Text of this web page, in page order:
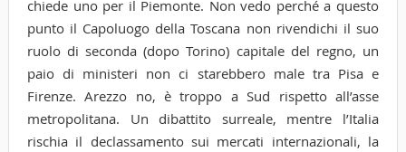
chiede uno per il Piemonte. Non vedo perché a questo
punto il Capoluogo della Toscana non rivendichi il suo
ruolo di seconda (dopo Torino) capitale del regno, un
paio di ministeri non ci starebbero male tra Pisa e
Firenze. Arezzo no, è troppo a Sud rispetto all’asse
metropolitana. Un dibattito surreale, mentre l’Italia
rischia il declassamento sui mercati internazionali, la